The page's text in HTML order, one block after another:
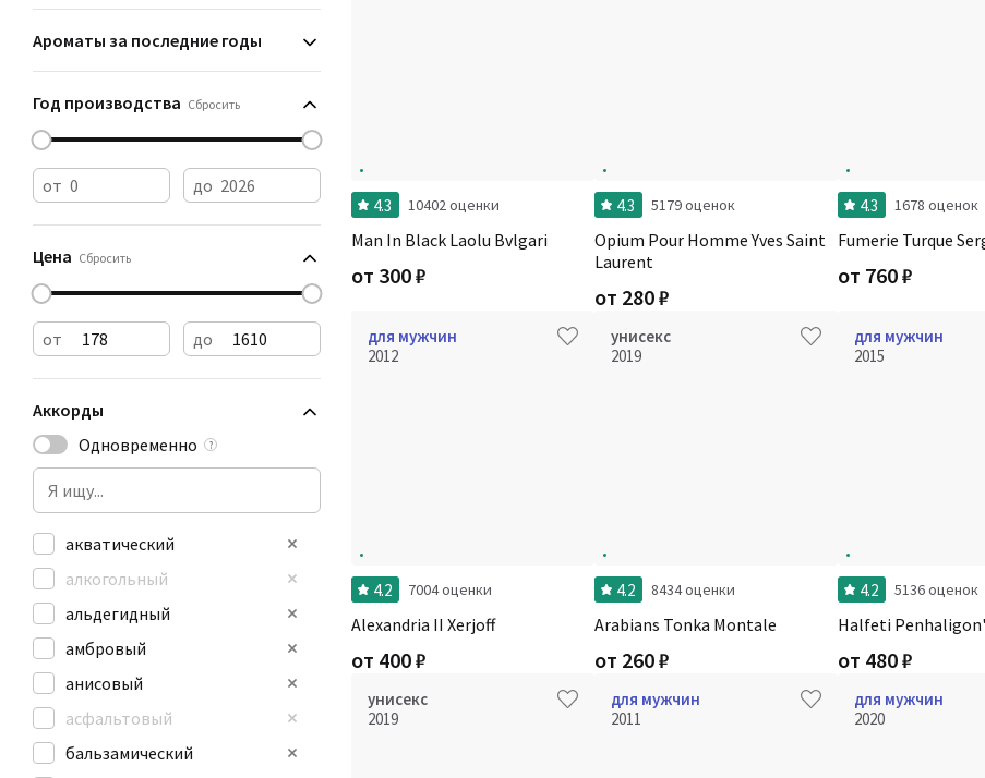
Ароматы за последние годы
Год производства Сбросить
от до
Цена Сбросить
от до
Аккорды
Одновременно
?
акватический
алкогольный
альдегидный
амбровый
анисовый
асфальтовый
бальзамический
4.3 10402 оценки
Man In Black Laolu Bvlgari
от 300₽
4.3 5179 оценок
Opium Pour Homme Yves Saint
Laurent
от 280₽
4.3 1678 оценок
Fumerie Turque
от 760₽
для мужчин
2012
4.2 7004 оценки
Alexandria II Xerjoff
от 400₽
унисекс
2019
4.2 8434 оценки
Arabians Tonka Montale
от 260₽
для мужчин
2015
4.2 5136 оценок
Halfeti
от 480₽
унисекс
2019
для мужчин
2011
для мужчин
2020